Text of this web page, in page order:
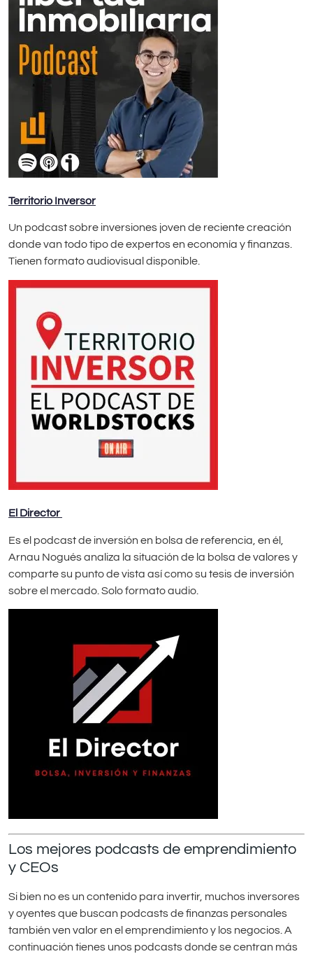
Territorio Inversor
Un podcast sobre inversiones joven de reciente creación
donde van todo tipo de expertos en economía y finanzas.
Tienen formato audiovisual disponible.
El Director
Es el podcast de inversión en bolsa de referencia, en él,
Arnau Nogués analiza la situación de la bolsa de valores y
comparte su punto de vista así como su tesis de inversión
sobre el mercado. Solo formato audio.
Los mejores podcasts de emprendimiento
y CEOs
Si bien no es un contenido para invertir, muchos inversores
y oyentes que buscan podcasts de finanzas personales
también ven valor en el emprendimiento y los negocios. A
continuación tienes unos podcasts donde se centran más